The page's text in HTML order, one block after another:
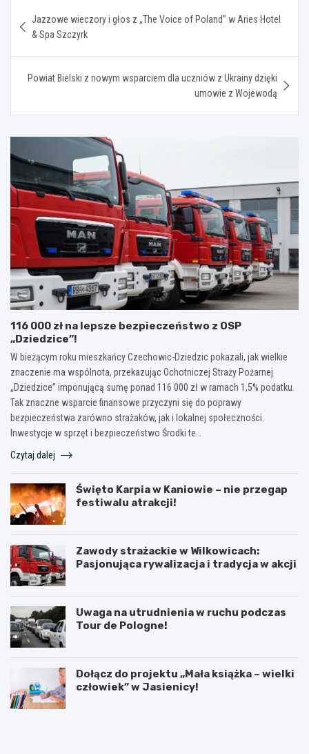
wpisu
Jazzowe wieczory i głos z „The Voice of Poland” w Aries Hotel
& Spa Szczyrk
Powiat Bielski z nowym wsparciem dla uczniów z Ukrainy dzięki
umowie z Wojewodą
116 000 zł na lepsze bezpieczeństwo z OSP
„Dziedzice”!
W bieżącym roku mieszkańcy Czechowic-Dziedzic pokazali, jak wielkie
znaczenie ma wspólnota, przekazując Ochotniczej Straży Pożarnej
„Dziedzice” imponującą sumę ponad 116 000 zł w ramach 1,5% podatku.
Tak znaczne wsparcie finansowe przyczyni się do poprawy
bezpieczeństwa zarówno strażaków, jak i lokalnej społeczności.
Inwestycje w sprzęt i bezpieczeństwo Środki te…
Czytaj dalej
Święto Karpia w Kaniowie – nie przegap
festiwalu atrakcji!
Zawody strażackie w Wilkowicach:
Pasjonująca rywalizacja i tradycja w akcji
Uwaga na utrudnienia w ruchu podczas
Tour de Pologne!
Dołącz do projektu „Mała książka – wielki
człowiek” w Jasienicy!